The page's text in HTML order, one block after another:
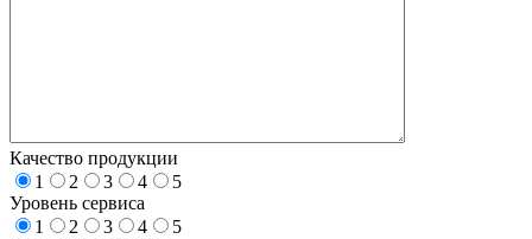
Качество продукции
1
2 3 4
5
Уровень сервиса
1
2 3 4
5